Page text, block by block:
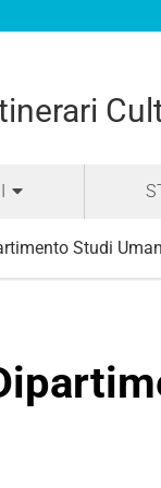
Studi